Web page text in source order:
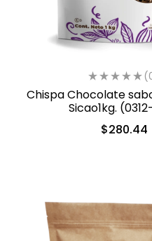
Chispa Chocolate
Sicao1kg.
$280.44